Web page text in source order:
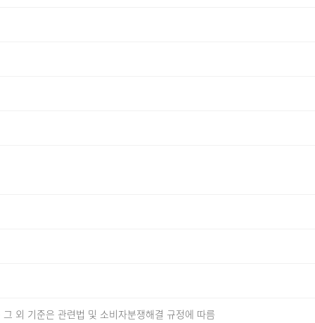
외 기준은 관련법 및 소비자분쟁해결 규정에 따름